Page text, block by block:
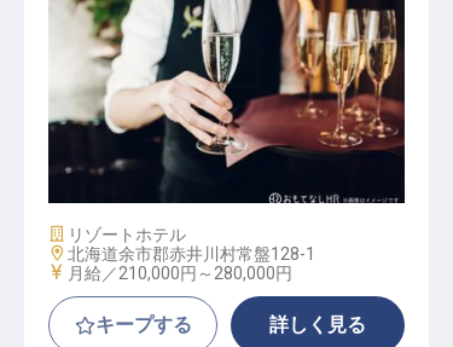
バーテンダー
施設業態
リゾートホテル
勤務地
北海道余市郡赤井川村常盤128-1
給与
月給／210,000円～ 280,000円
キープする 詳しく見る